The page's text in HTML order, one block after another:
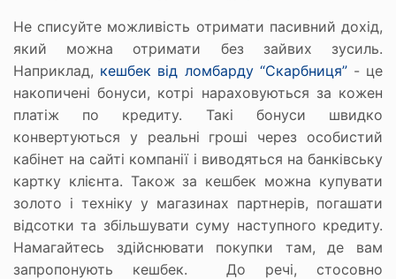
Не списуйте можливість отримати пасивний дохід,
який можна отримати без зайвих зусиль.
Наприклад, кешбек від ломбарду “Скарбниця”- це
накопичені бонуси, котрі нараховуються за кожен
платіж по кредиту. Такі бонуси швидко
конвертуються у реальні гроші через особистий
кабінет на сайті компанії і виводяться на банківську
картку клієнта. Також за кешбек можна купувати
золото і техніку у магазинах партнерів, погашати
відсотки та збільшувати суму наступного кредиту.
Намагайтесь здійснювати покупки там, де вам
запропонують кешбек. До речі, стосовно